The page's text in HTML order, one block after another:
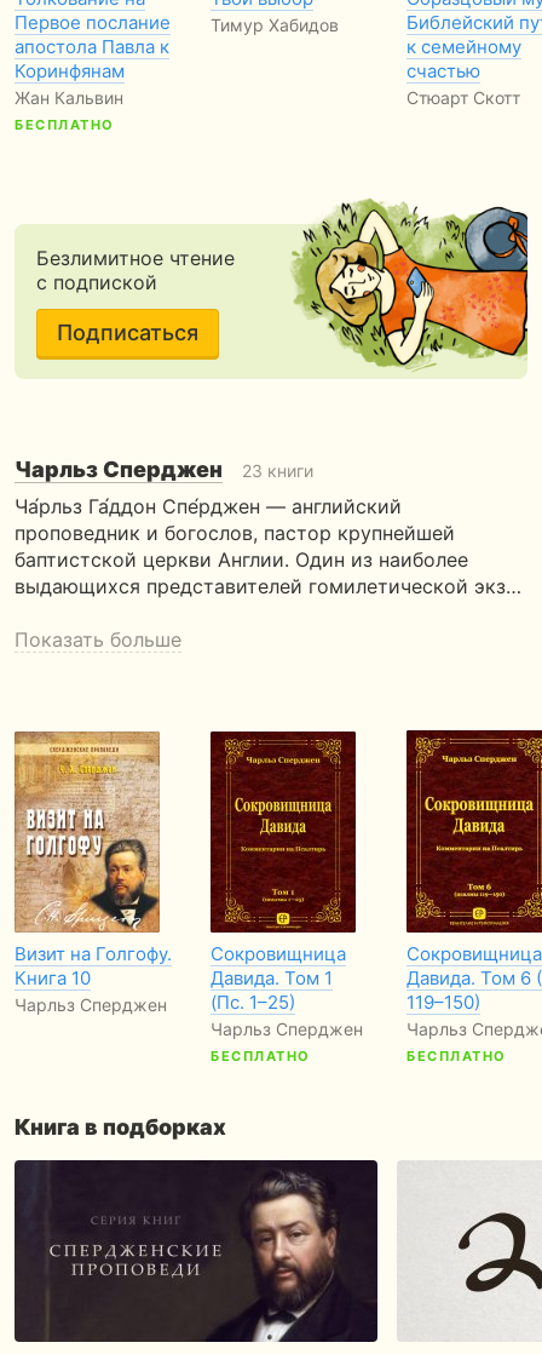
Первое послание
апостола Павла к
Коринфянам
Жан Кальвин
БЕСПЛАТНО
Тимур Хабидов
Библейский
к семейному
счастью
Стюарт Скотт
Безлимитное чтение
с подпиской
Подписаться
Чарльз Сперджен 23 книги
Ча́рльз Га́ддон Спе́рджен — английский
проповедник и богослов, пастор крупнейшей
баптистской церкви Англии. Один из наиболее
выдающихся представителей гомилетической экз…
Показать больше
Визит на Голгофу.
Книга 10
Чарльз Сперджен
Сокровищница
Давида. Том 1
(Пс. 1–25)
Чарльз Сперджен
БЕСПЛАТНО
Сокровищница
Давида. Том 6
119–150)
Чарльз
БЕСПЛАТНО
Книга в подборках